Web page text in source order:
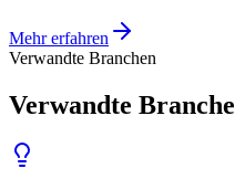
Mehr erfahren
Verwandte Branchen
Verwandte